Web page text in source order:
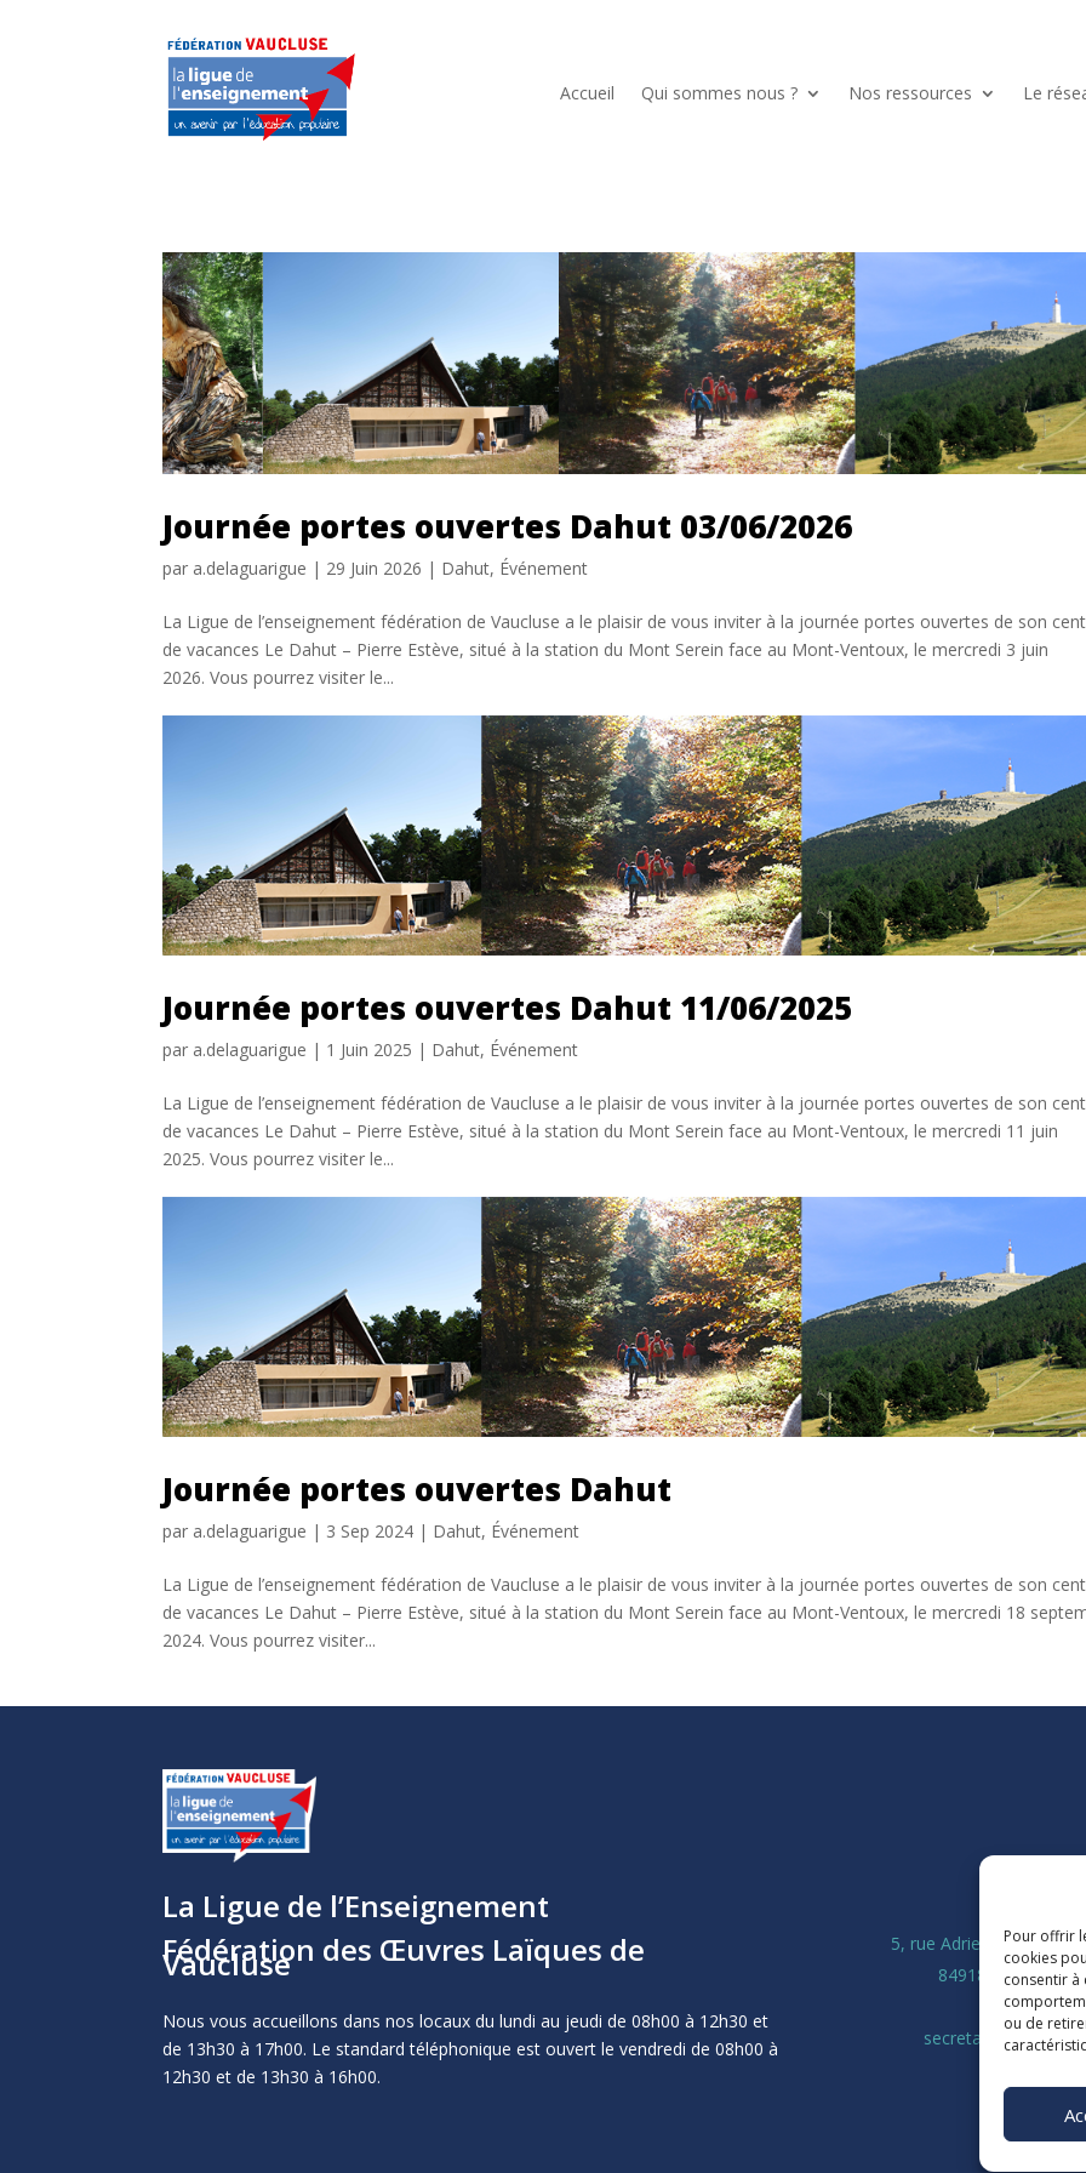
Pour offrir
cookies
consentir à
ou de
Accueil Qui sommes nous ? Nos ressources Le
Journée portes ouvertes Dahut 03/06/2026
par a.delaguarigue | 29 Juin 2026 | Dahut, Événement
La Ligue de l’enseignement fédération de Vaucluse a le plaisir de vous inviter à la journée portes ouvertes de son
de vacances Le Dahut – Pierre Estève, situé à la station du Mont Serein face au Mont-Ventoux, le mercredi 3 juin
2026. Vous pourrez visiter le...
Journée portes ouvertes Dahut 11/06/2025
par a.delaguarigue | 1 Juin 2025 | Dahut, Événement
La Ligue de l’enseignement fédération de Vaucluse a le plaisir de vous inviter à la journée portes ouvertes de son
de vacances Le Dahut – Pierre Estève, situé à la station du Mont Serein face au Mont-Ventoux, le mercredi 11 juin
2025. Vous pourrez visiter le...
Journée portes ouvertes Dahut
par a.delaguarigue | 3 Sep 2024 | Dahut, Événement
La Ligue de l’enseignement fédération de Vaucluse a le plaisir de vous inviter à la journée portes ouvertes de son
de vacances Le Dahut – Pierre Estève, situé à la station du Mont Serein face au Mont-Ventoux, le mercredi 18
2024. Vous pourrez visiter...
La Ligue de l’Enseignement
Fédération des Œuvres Laïques de
Vaucluse
Nous vous accueillons dans nos locaux du lundi au jeudi de 08h00 à 12h30 et
de 13h30 à 17h00. Le standard téléphonique est ouvert le vendredi de 08h00 à
12h30 et de 13h30 à 16h00.
5, rue Adrien Marcel
84918 Avignon
04 90 13